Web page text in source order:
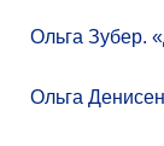
Ольга Зубер.
Ольга